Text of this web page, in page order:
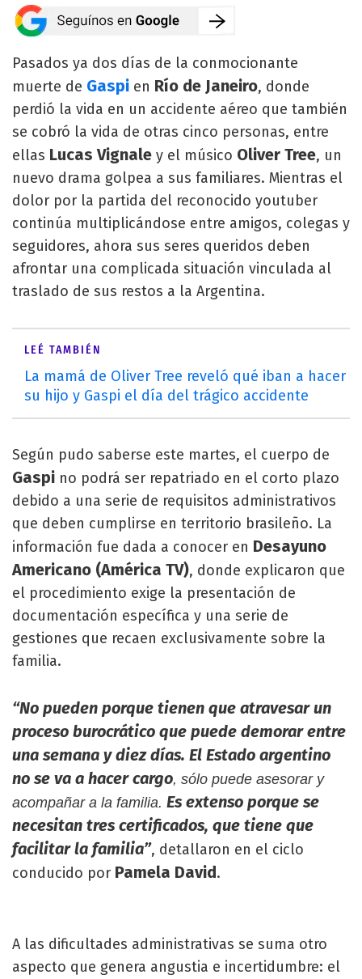
Pasados ya dos días de la conmocionante
muerte de Gaspi en Río de Janeiro, donde
perdió la vida en un accidente aéreo que también
se cobró la vida de otras cinco personas, entre
ellas Lucas Vignale y el músico Oliver Tree, un
nuevo drama golpea a sus familiares. Mientras el
dolor por la partida del reconocido youtuber
continúa multiplicándose entre amigos, colegas y
seguidores, ahora sus seres queridos deben
afrontar una complicada situación vinculada al
traslado de sus restos a la Argentina.
LEÉ TAMBIÉN
La mamá de Oliver Tree reveló qué iban a hacer
su hijo y Gaspi el día del trágico accidente
Según pudo saberse este martes, el cuerpo de
Gaspi no podrá ser repatriado en el corto plazo
debido a una serie de requisitos administrativos
que deben cumplirse en territorio brasileño. La
información fue dada a conocer en Desayuno
Americano (América TV), donde explicaron que
el procedimiento exige la presentación de
documentación específica y una serie de
gestiones que recaen exclusivamente sobre la
familia.
“No pueden porque tienen que atravesar un
proceso burocrático que puede demorar entre
una semana y diez días. El Estado argentino
no se va a hacer cargo, sólo puede asesorar y
acompañar a la familia. Es extenso porque se
necesitan tres certificados, que tiene que
facilitar la familia”, detallaron en el ciclo
conducido por Pamela David.
A las dificultades administrativas se suma otro
aspecto que genera angustia e incertidumbre: el